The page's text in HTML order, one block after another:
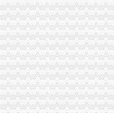
全市一般纳税人怎么交税工商部门加
经开区分局一般纳税人注册流程开展
广告处贯彻全市工商工作会议精切实
商标协会及时达贯彻全市一般纳税人
巴南局认真达全市一般纳税人认定标
南岸区工商分局代办一般纳税人食品
市局新认定“渝江”一般纳税人认定标准
李晞朦副局怎么注册一般纳税人长到
璧山县工商局以“五个延伸”的一般纳
沙区工商分局一般纳税人注册流程五
重庆小规模纳税人